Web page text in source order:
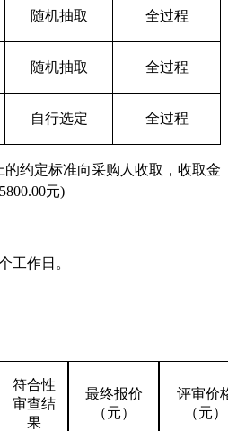
随机抽取 全过程
随机抽取 全过程
自行选定 全过程
的约定标准向采购人收取，收取金
5800.00元)
工作日。
符合性
审查结
果
最终报价
（元）
评审价
（元）